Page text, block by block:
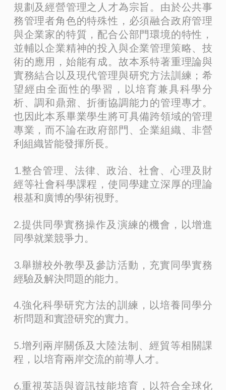
規劃及經營管理之人才為宗旨。由於公共事
務管理者角色的特殊性，必須融合政府管理
與企業家的特質，配合公部門環境的特性，
並輔以企業精神的投入與企業管理策略、技
術的應用，始能有成。故本系特著重理論與
實務結合以及現代管理與研究方法訓練；希
望經由全面性的學習，以培育兼具科學分
析、調和鼎鼐、折衝協調能力的管理專才。
也因此本系畢業學生將可具備跨領域的管理
專業，而不論在政府部門、企業組織、非營
利組織皆能發揮所長。
1.整合管理、法律、政治、社會、心理及財
經等社會科學課程，使同學建立深厚的理論
根基和廣博的學術視野。
2.提供同學實務操作及演練的機會，以增進
同學就業競爭力。
3.舉辦校外教學及參訪活動，充實同學實務
經驗及解決問題的能力。
4.強化科學研究方法的訓練，以培養同學分
析問題和實證研究的實力。
5.增列兩岸關係及大陸法制、經貿等相關課
程，以培育兩岸交流的前導人才。
6.重視英語與資訊技能培育，以符合全球化